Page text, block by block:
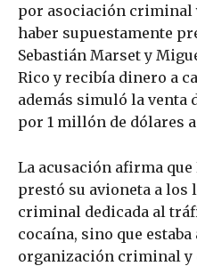
por asociación criminal
haber supuestamente
Sebastián Marset y
Rico y recibía dinero a
además simuló la venta
por 1 millón de dólares
La acusación afirma
prestó su avioneta a
criminal dedicada al
cocaína, sino que
organización criminal y